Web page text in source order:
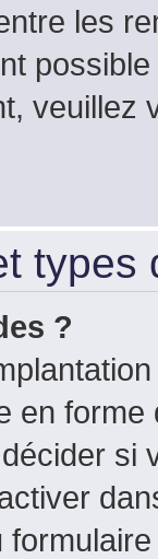
les
types
?
en forme
décider